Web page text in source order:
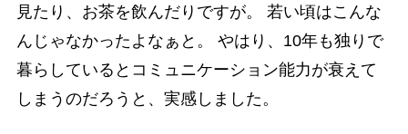
見たり、お茶を飲んだりですが。 若い頃はこんな
んじゃなかったよなぁと。 やはり、10年も独りで
暮らしているとコミュニケーション能力が衰えて
しまうのだろうと、実感しました。